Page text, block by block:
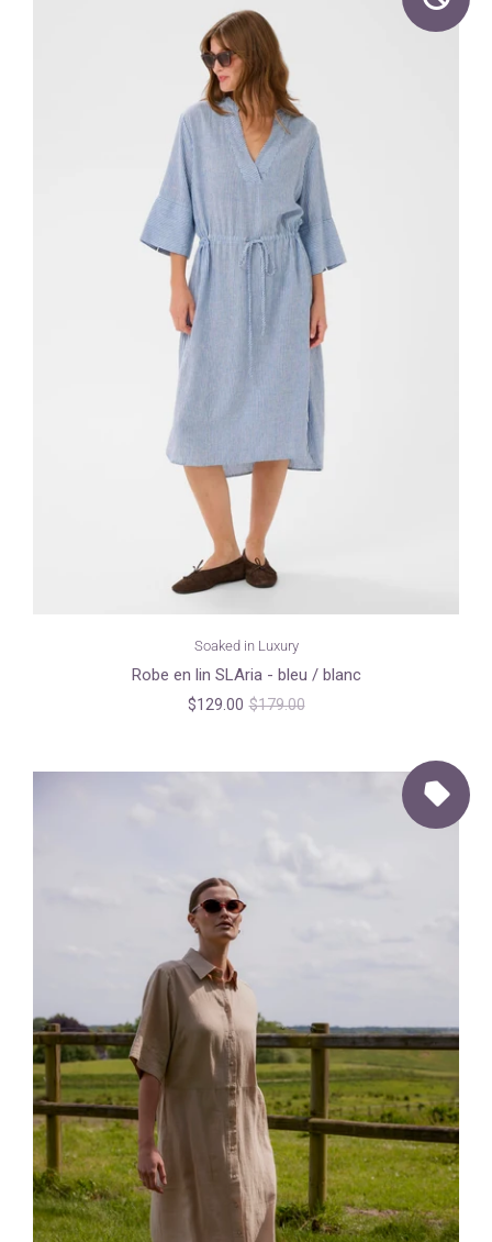
Soaked in Luxury
Robe en lin SLAria - bleu / blanc
$129.00 $179.00